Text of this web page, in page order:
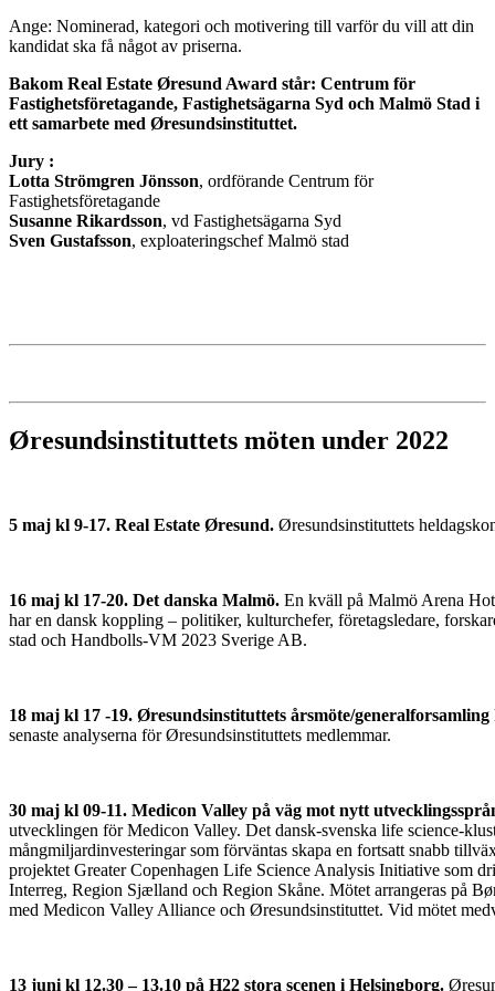
Ange: Nominerad, kategori och motivering till varför du vill att din
kandidat ska få något av priserna.
Bakom Real Estate Øresund Award står: Centrum för
Fastighetsföretagande, Fastighetsägarna Syd och Malmö Stad i
ett samarbete med Øresundsinstituttet.
Jury :
Lotta Strömgren Jönsson, ordförande Centrum för
Fastighetsföretagande
Susanne Rikardsson, vd Fastighetsägarna Syd
Sven Gustafsson, exploateringschef Malmö stad
Øresundsinstituttets möten under 2022
5 maj kl 9-17. Real Estate Øresund. Øresundsinstituttets
16 maj kl 17-20. Det danska Malmö. En kväll på Malmö Arena
har en dansk koppling – politiker, kulturchefer, företagsledare,
stad och Handbolls-VM 2023 Sverige AB.
18 maj kl 17 -19. Øresundsinstituttets årsmöte/generalforsamling
senaste analyserna för Øresundsinstituttets medlemmar.
30 maj kl 09-11. Medicon Valley på väg mot nytt
utvecklingen för Medicon Valley. Det dansk-svenska life science-
mångmiljardinvesteringar som förväntas skapa en fortsatt snabb
projektet Greater Copenhagen Life Science Analysis Initiative som
Interreg, Region Sjælland och Region Skåne. Mötet arrangeras på
med Medicon Valley Alliance och Øresundsinstituttet. Vid mötet
13 juni kl 12.30 – 13.10 på H22 stora scenen i Helsingborg.